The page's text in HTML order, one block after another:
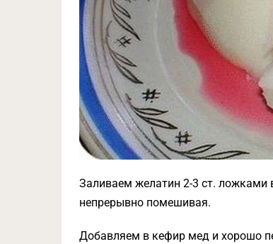
Заливаем желатин 2-3 ст. ложками
непрерывно помешивая.
Добавляем в кефир мед и хорошо